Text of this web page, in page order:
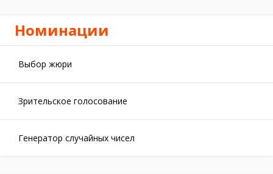
Номинации
Выбор жюри
Зрительское голосование
Генератор случайных чисел